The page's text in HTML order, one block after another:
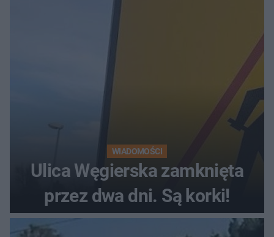
WIADOMOŚCI
Ulica Węgierska zamknięta
przez dwa dni. Są korki!